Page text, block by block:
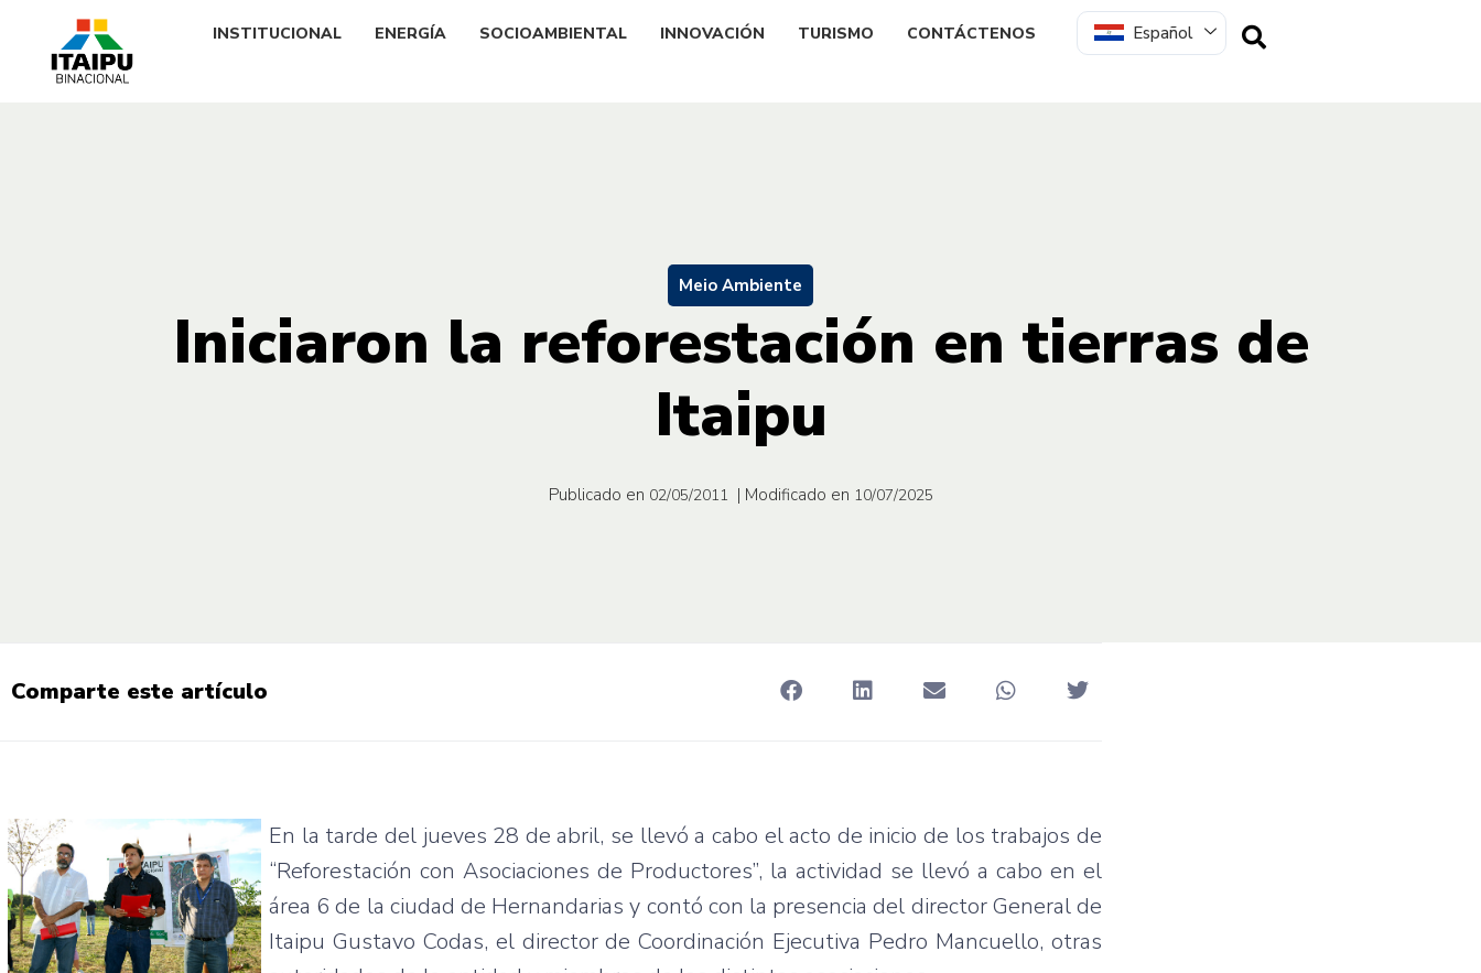
INSTITUCIONAL ENERGÍA SOCIOAMBIENTAL INNOVACIÓN TURISMO CONTÁCTENOS Español
Meio Ambiente
Iniciaron la reforestación en tierras de
Itaipu
Publicado en 02/05/2011 | Modificado en 10/07/2025
Comparte este artículo
En la tarde del jueves 28 de abril, se llevó a cabo el acto de inicio de los trabajos de
“Reforestación con Asociaciones de Productores”, la actividad se llevó a cabo en el
área 6 de la ciudad de Hernandarias y contó con la presencia del director General de
Itaipu Gustavo Codas, el director de Coordinación Ejecutiva Pedro Mancuello, otras